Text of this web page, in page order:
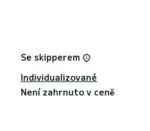
Se skipperem
Individualizované
Není zahrnuto v ceně